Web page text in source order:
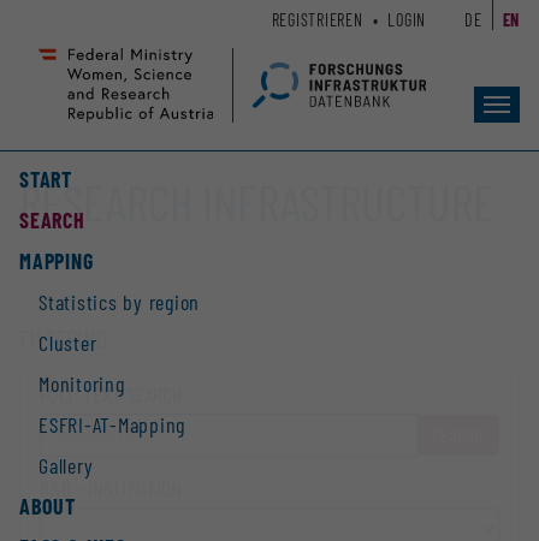
Seiteninhalt
Accesskey
Hauptnavigation
Accesskey
START
SEARCH
MAPPING
Statistics by region
Cluster
Monitoring
ESFRI-AT-Mapping
Gallery
ABOUT
REGISTRIEREN LOGIN DE EN
RESEARCH INFRASTRUCTURE
FILTERING
FULL-TEXT SEARCH